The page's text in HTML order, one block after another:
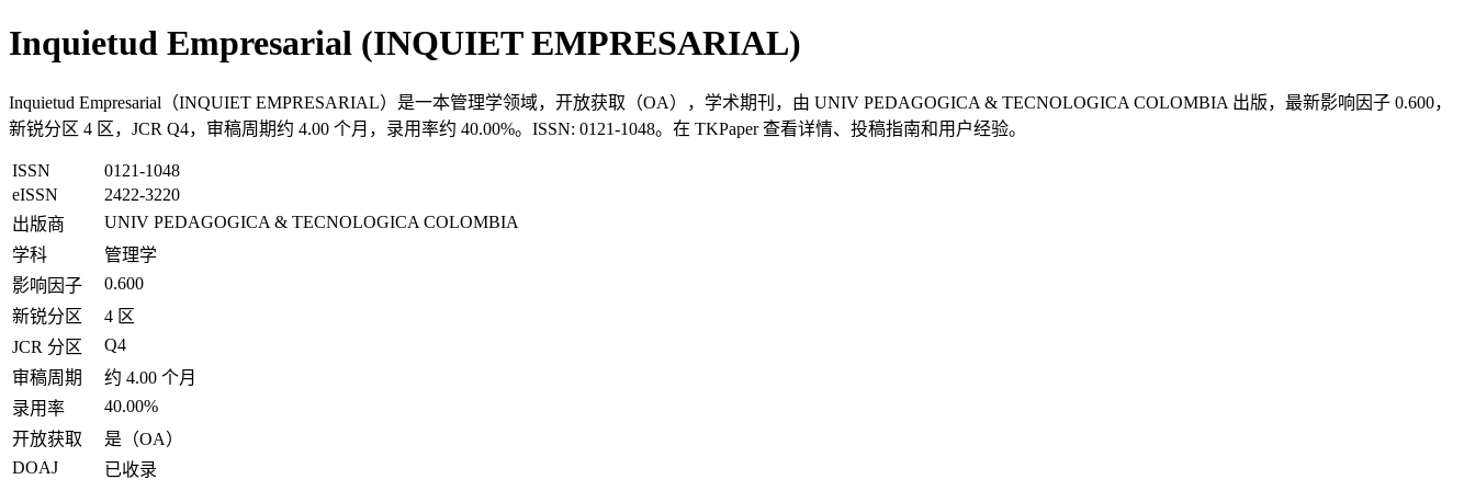
Inquietud Empresarial (INQUIET EMPRESARIAL)
Inquietud Empresarial（INQUIET EMPRESARIAL）是一本管理学领域，开放获取（OA），学术期刊，由 UNIV PEDAGOGICA & TECNOLOGICA COLOMBIA 出版，最新影响因子 0.600，
新锐分区 4 区，JCR Q4，审稿周期约 4.00 个月，录用率约 40.00%。ISSN: 0121-1048。在 TKPaper 查看详情、投稿指南和用户经验。
ISSN
0121-1048
eISSN
2422-3220
出版商
UNIV PEDAGOGICA & TECNOLOGICA COLOMBIA
学科
管理学
影响因子
0.600
新锐分区
4 区
JCR 分区
Q4
审稿周期
约 4.00 个月
录用率
40.00%
开放获取
是（OA）
DOAJ
已收录